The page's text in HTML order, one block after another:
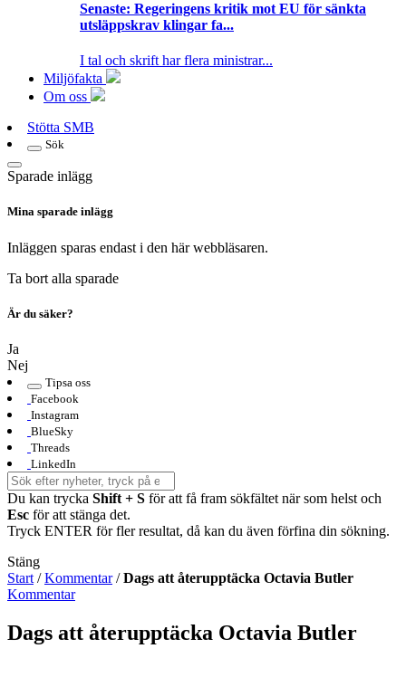
Senaste: Regeringens kritik mot EU för sänkta
utsläppskrav klingar fa...
I tal och skrift har flera ministrar...
Miljöfakta
Om oss
Stötta SMB
Sök
Sparade inlägg
Mina sparade inlägg
Inläggen sparas endast i den här webbläsaren.
Ta bort alla sparade
Är du säker?
Ja
Nej
Tipsa oss
Facebook
Instagram
BlueSky
Threads
LinkedIn
Du kan trycka Shift + S för att få fram sökfältet när som helst och
Esc för att stänga det.
Tryck ENTER för fler resultat, då kan du även förfina din sökning.
Stäng
Start /Kommentar/Dags att återupptäcka Octavia Butler
Kommentar
Dags att återupptäcka Octavia Butler